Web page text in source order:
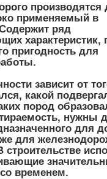
применяемый в
ряд
характеристик,
пригодность для
зависит от
какой
пород
нужны
для
для
строительстве
временем.